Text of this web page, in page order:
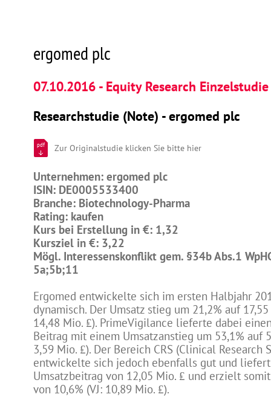
ergomed plc
07.10.2016 - Equity Research
Researchstudie (Note) - ergomed plc
pdf Zur Originalstudie klicken Sie bitte hier
Unternehmen: ergomed plc
ISIN: DE0005533400
Branche: Biotechnology-Pharma
Rating: kaufen
Kurs bei Erstellung in €: 1,32
Kursziel in €: 3,22
Mögl. Interessenskonflikt gem. §34b Abs.1
5a;5b;11
Ergomed entwickelte sich im ersten Halbjahr
dynamisch. Der Umsatz stieg um 21,2% auf 17,55
14,48 Mio. ₤). PrimeVigilance lieferte dabei
Beitrag mit einem Umsatzanstieg um 53,1% auf
3,59 Mio. ₤). Der Bereich CRS (Clinical Research
entwickelte sich jedoch ebenfalls gut und
Umsatzbeitrag von 12,05 Mio. ₤ und erzielt
von 10,6% (VJ: 10,89 Mio. ₤).